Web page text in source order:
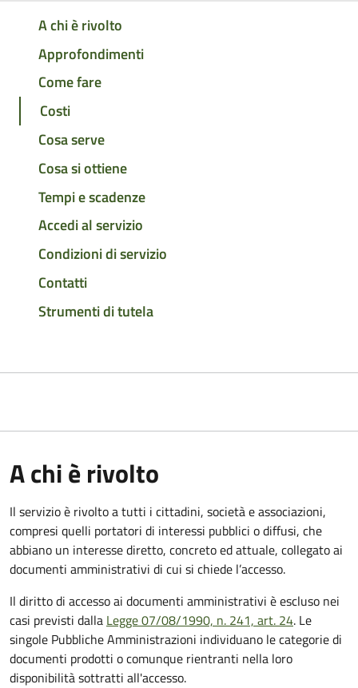
A chi è rivolto
Approfondimenti
Come fare
Costi
Cosa serve
Cosa si ottiene
Tempi e scadenze
Accedi al servizio
Condizioni di servizio
Contatti
Strumenti di tutela
A chi è rivolto
Il servizio è rivolto a tutti i cittadini, società e associazioni,
compresi quelli portatori di interessi pubblici o diffusi, che
abbiano un interesse diretto, concreto ed attuale, collegato ai
documenti amministrativi di cui si chiede l’accesso.
Il diritto di accesso ai documenti amministrativi è escluso nei
casi previsti dalla Legge 07/08/1990, n. 241, art. 24. Le
singole Pubbliche Amministrazioni individuano le categorie di
documenti prodotti o comunque rientranti nella loro
disponibilità sottratti all'accesso.